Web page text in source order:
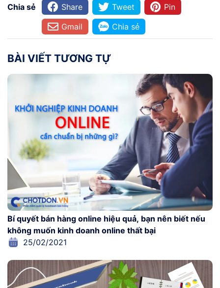
Chia sẻ Share Tweet
Pin
Gmail
Chia sẻ
BÀI VIẾT TƯƠNG TỰ
Bí quyết bán hàng online hiệu quả, bạn nên biết nếu
không muốn kinh doanh online thất bại
25/02/2021